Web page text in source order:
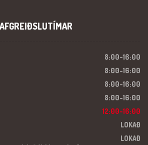
AFGREIÐSLUTÍMAR
8:00-16:00
8:00-16:00
8:00-16:00
8:00-16:00
12:00-16:00
LOKAÐ
LOKAÐ